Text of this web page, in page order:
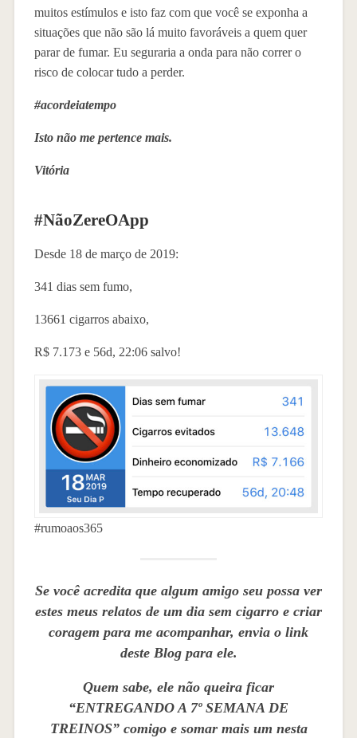
muitos estímulos e isto faz com que você se exponha a
situações que não são lá muito favoráveis a quem quer
parar de fumar. Eu seguraria a onda para não correr o
risco de colocar tudo a perder.
#acordeiatempo
Isto não me pertence mais.
Vitória
#NãoZereOApp
Desde 18 de março de 2019:
341 dias sem fumo,
13661 cigarros abaixo,
R$ 7.173 e 56d, 22:06 salvo!
#rumoaos365
Se você acredita que algum amigo seu possa ver
estes meus relatos de um dia sem cigarro e criar
coragem para me acompanhar, envia o link
deste Blog para ele.
Quem sabe, ele não queira ficar
“ENTREGANDO A 7º SEMANA DE
TREINOS” comigo e somar mais um nesta